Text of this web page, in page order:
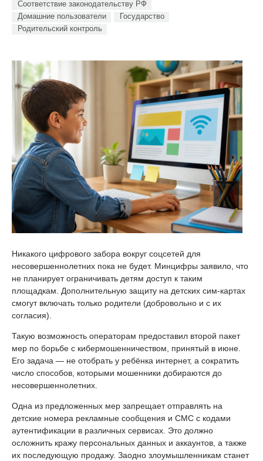
Соответствие законодательству РФ
Домашние пользователи
Государство
Родительский контроль
Никакого цифрового забора вокруг соцсетей для
несовершеннолетних пока не будет. Минцифры заявило, что
не планирует ограничивать детям доступ к таким
площадкам. Дополнительную защиту на детских сим-картах
смогут включать только родители (добровольно и с их
согласия).
Такую возможность операторам предоставил второй пакет
мер по борьбе с кибермошенничеством, принятый в июне.
Его задача — не отобрать у ребёнка интернет, а сократить
число способов, которыми мошенники добираются до
несовершеннолетних.
Одна из предложенных мер запрещает отправлять на
детские номера рекламные сообщения и СМС с кодами
аутентификации в различных сервисах. Это должно
осложнить кражу персональных данных и аккаунтов, а также
их последующую продажу. Заодно злоумышленникам станет